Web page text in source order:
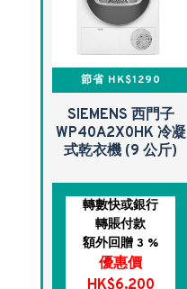
節省 HK$1290
SIEMENS 西門子
WP40A2X0HK 冷凝
式乾衣機 (9 公斤)
轉數快或銀行
轉賬付款
額外回贈 3 %
優惠價
HK$6,200